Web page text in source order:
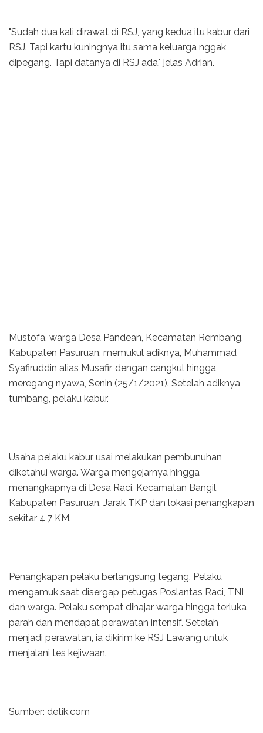
"Sudah dua kali dirawat di RSJ, yang kedua itu kabur dari
RSJ. Tapi kartu kuningnya itu sama keluarga nggak
dipegang. Tapi datanya di RSJ ada," jelas Adrian.
Mustofa, warga Desa Pandean, Kecamatan Rembang,
Kabupaten Pasuruan, memukul adiknya, Muhammad
Syafiruddin alias Musafir, dengan cangkul hingga
meregang nyawa, Senin (25/1/2021). Setelah adiknya
tumbang, pelaku kabur.
Usaha pelaku kabur usai melakukan pembunuhan
diketahui warga. Warga mengejarnya hingga
menangkapnya di Desa Raci, Kecamatan Bangil,
Kabupaten Pasuruan. Jarak TKP dan lokasi penangkapan
sekitar 4,7 KM.
Penangkapan pelaku berlangsung tegang. Pelaku
mengamuk saat disergap petugas Poslantas Raci, TNI
dan warga. Pelaku sempat dihajar warga hingga terluka
parah dan mendapat perawatan intensif. Setelah
menjadi perawatan, ia dikirim ke RSJ Lawang untuk
menjalani tes kejiwaan.
Sumber: detik.com